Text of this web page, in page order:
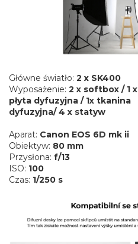
Główne światło: 2 x SK400
Wyposażenie: 2 x softbox / 1 x
płyta dyfuzyjna / 1x tkanina
dyfuzyjna/ 4 x statyw
Aparat: Canon EOS 6D mk ii
Obiektyw: 80 mm
Przysłona: f/13
ISO: 100
Czas: 1/250 s